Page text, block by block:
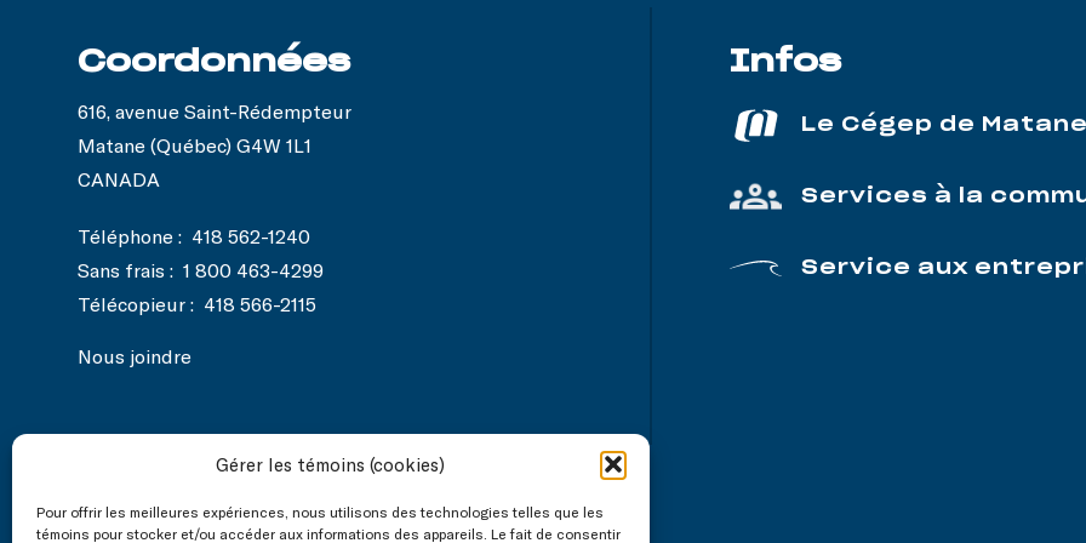
Gérer les témoins (cookies)
Pour offrir les meilleures expériences, nous utilisons des technologies telles que les
témoins pour stocker et/ou accéder aux informations des appareils. Le fait de consentir
Coordonnées
616, avenue Saint-Rédempteur
Matane (Québec) G4W 1L1
CANADA
Téléphone : 418 562-1240
Sans frais : 1 800 463-4299
Télécopieur : 418 566-2115
Nous joindre
Infos
Le Cégep de Matane
Services à la
Service aux
Nos réseaux
sociaux